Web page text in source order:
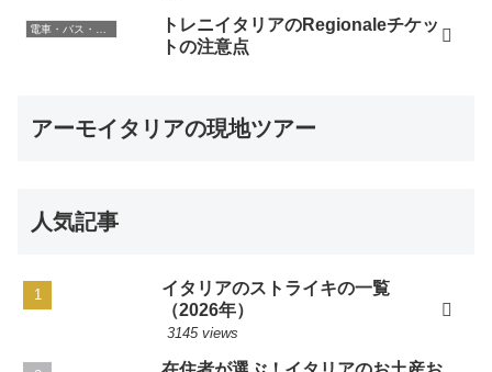
電車・バス・レンタカー
トレニイタリアのRegionaleチケッ
トの注意点
アーモイタリアの現地ツアー
人気記事
イタリアのストライキの一覧
（2026年）
3145 views